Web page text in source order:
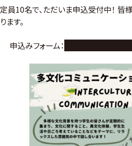
定員10名で、ただいま申込受付中！ 皆
ります。
申込みフォーム：